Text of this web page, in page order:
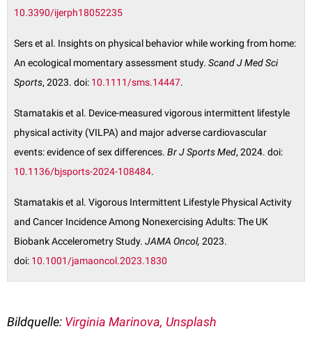
10.3390/ijerph18052235
Sers et al. Insights on physical behavior while working from home:
An ecological momentary assessment study. Scand J Med Sci
Sports, 2023. doi: 10.1111/sms.14447.
Stamatakis et al. Device-measured vigorous intermittent lifestyle
physical activity (VILPA) and major adverse cardiovascular
events: evidence of sex differences. Br J Sports Med, 2024. doi:
10.1136/bjsports-2024-108484.
Stamatakis et al. Vigorous Intermittent Lifestyle Physical Activity
and Cancer Incidence Among Nonexercising Adults: The UK
Biobank Accelerometry Study. JAMA Oncol, 2023.
doi: 10.1001/jamaoncol.2023.1830
Bildquelle: Virginia Marinova, Unsplash